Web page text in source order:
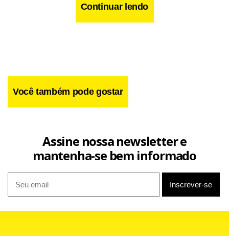
(Sintraturb Rio)e as empresas, de 10% no salário e 40% na
Continuar lendo
Você também pode gostar
Assine nossa newsletter e
mantenha-se bem informado